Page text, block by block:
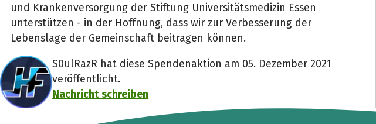
und Krankenversorgung der Stiftung Universitätsmedizin Essen
unterstützen - in der Hoffnung, dass wir zur Verbesserung der
Lebenslage der Gemeinschaft beitragen können.
S0ulRazR hat diese Spendenaktion am 05. Dezember 2021
veröffentlicht.
Nachricht schreiben